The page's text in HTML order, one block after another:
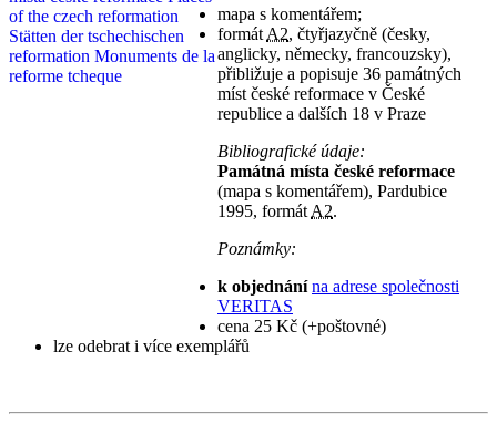
mapa s komentářem;
formát A2, čtyřjazyčně (česky,
anglicky, německy, francouzsky),
přibližuje a popisuje 36 památných
míst české reformace v České
republice a dalších 18 v Praze
Bibliografické údaje:
Památná místa české reformace
(mapa s komentářem), Pardubice
1995, formát A2.
Poznámky:
k objednání na adrese společnosti
VERITAS
cena 25 Kč (+poštovné)
lze odebrat i více exemplářů